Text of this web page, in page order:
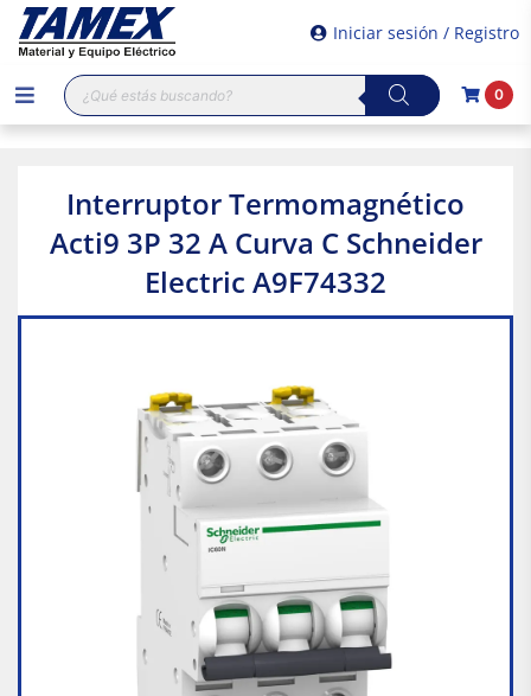
Iniciar sesión / Registro
Búsqueda
de
productos
0
Interruptor Termomagnético
Acti9 3P 32 A Curva C Schneider
Electric A9F74332